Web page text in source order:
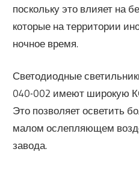
поскольку это влияет на
которые на территории
ночное время.
Светодиодные
040-002 имеют широкую
Это позволяет осветить
малом ослепляющем
завода.